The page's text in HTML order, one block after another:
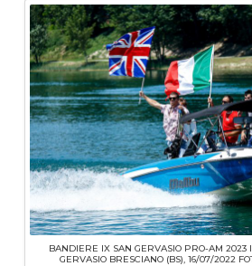
BANDIERE IX SAN GERVASIO PRO-AM 2023
GERVASIO BRESCIANO (BS), 16/07/2022